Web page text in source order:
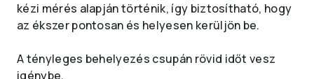
kézi mérés alapján történik, így biztosítható, hogy
az ékszer pontosan és helyesen kerüljön be.
A tényleges behelyezés csupán rövid időt vesz
igénybe.